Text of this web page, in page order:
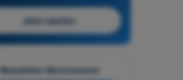
Jetzt starten
Newsletter-Abonnement